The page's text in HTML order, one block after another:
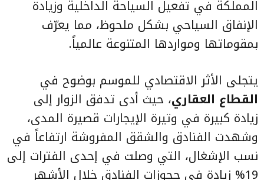
المملكة في تفعيل السياحة الداخلية وزيادة
الإنفاق السياحي بشكل ملحوظ، مما يعرّف
بمقوماتها ومواردها المتنوعة عالمياً.
يتجلى الأثر الاقتصادي للموسم بوضوح في
القطاع العقاري، حيث أدى تدفق الزوار إلى
زيادة كبيرة في وتيرة الإيجارات قصيرة المدى،
وشهدت الفنادق والشقق المفروشة ارتفاعاً في
نسب الإشغال، التي وصلت في إحدى الفترات إلى
19% زيادة في حجوزات الفنادق خلال الأشهر